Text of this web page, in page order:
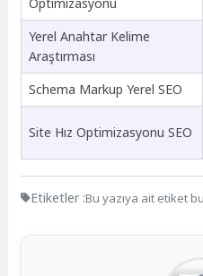
Yerel Anahtar Kelime
Araştırması
Schema Markup Yerel SEO
Site Hız Optimizasyonu SEO
Etiketler :Bu yazıya ait etiket